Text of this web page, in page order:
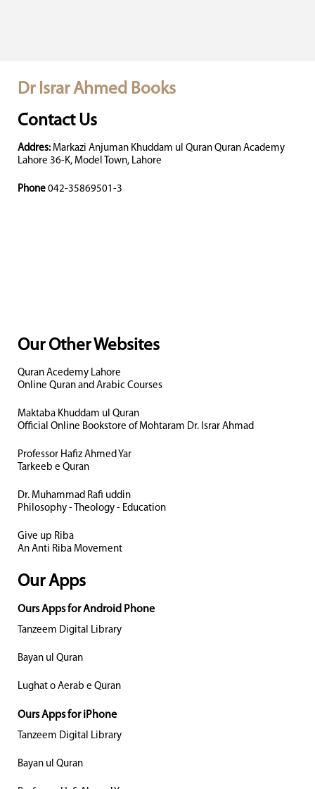
Dr Israr Ahmed Books
Contact Us
Addres: Markazi Anjuman Khuddam ul Quran Quran Academy
Lahore 36-K, Model Town, Lahore
Phone 042-35869501-3
Our Other Websites
Quran Acedemy Lahore
Online Quran and Arabic Courses
Maktaba Khuddam ul Quran
Official Online Bookstore of Mohtaram Dr. Israr Ahmad
Professor Hafiz Ahmed Yar
Tarkeeb e Quran
Dr. Muhammad Rafi uddin
Philosophy - Theology - Education
Give up Riba
An Anti Riba Movement
Our Apps
Ours Apps for Android Phone
Tanzeem Digital Library
Bayan ul Quran
Lughat o Aerab e Quran
Ours Apps for iPhone
Tanzeem Digital Library
Bayan ul Quran